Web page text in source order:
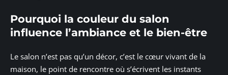
Pourquoi la couleur du salon
influence l’ambiance et le bien-être
Le salon n’est pas qu’un décor, c’est le cœur vivant de la
maison, le point de rencontre où s’écrivent les instants